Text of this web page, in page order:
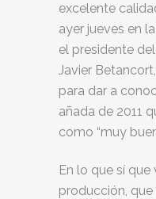
excelente
ayer jueves en
el presidente
Javier
para dar a
añada de 2011
como “muy
En lo que sí
producción,